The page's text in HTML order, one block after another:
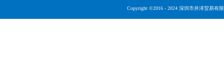
Copyright ©2016 - 2024 深圳市井泽贸易有